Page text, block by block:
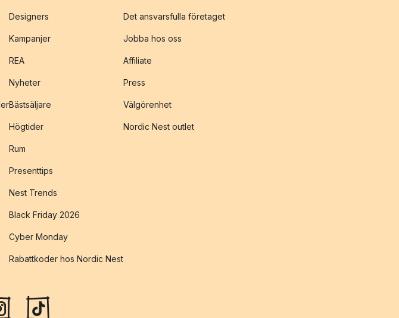
Designers
Kampanjer
REA
Nyheter
Bästsäljare
Högtider
Rum
Presenttips
Nest Trends
Black Friday 2026
Cyber Monday
Rabattkoder hos Nordic Nest
Det ansvarsfulla företaget
Jobba hos oss
Affiliate
Press
Välgörenhet
Nordic Nest outlet